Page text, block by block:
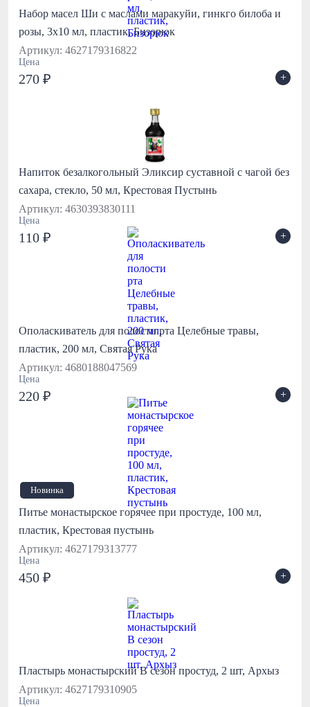
Набор масел Ши с маслами маракуйи, гинкго билоба и
розы, 3х10 мл, пластик, Бизорюк
Артикул: 4627179316822
Цена
270 ₽ +
Напиток безалкогольный Эликсир суставной с чагой без
сахара, стекло, 50 мл, Крестовая Пустынь
Артикул: 4630393830111
Цена
110 ₽ +
Ополаскиватель для полости рта Целебные травы,
пластик, 200 мл, Святая Рука
Артикул: 4680188047569
Цена
220 ₽ +
Новинка
Питье монастырское горячее при простуде, 100 мл,
пластик, Крестовая пустынь
Артикул: 4627179313777
Цена
450 ₽ +
Пластырь монастырский В сезон простуд, 2 шт, Архыз
Артикул: 4627179310905
Цена